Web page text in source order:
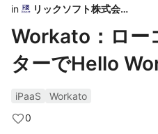
in リックソフト株式会社
Workato：ロー
ターでHello
iPaaS
Workato
0